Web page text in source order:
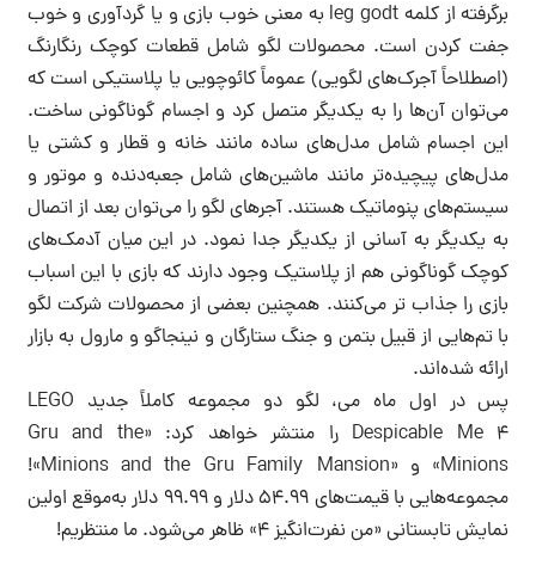
برگرفته از کلمه leg godt به معنی خوب بازی و یا گردآوری و خوب
جفت کردن است. محصولات لگو شامل قطعات کوچک رنگارنگ
(اصطلاحاً آجرک‌های لگویی) عموماً کائوچویی یا پلاستیکی است که
می‌توان آن‌ها را به یکدیگر متصل کرد و اجسام گوناگونی ساخت.
این اجسام شامل مدل‌های ساده مانند خانه و قطار و کشتی یا
مدل‌های پیچیده‌تر مانند ماشین‌های شامل جعبه‌دنده و موتور و
سیستم‌های پنوماتیک هستند. آجرهای لگو را می‌توان بعد از اتصال
به یکدیگر به آسانی از یکدیگر جدا نمود. در این میان آدمک‌های
کوچک گوناگونی هم از پلاستیک وجود دارند که بازی با این اسباب
بازی را جذاب تر می‌کنند. همچنین بعضی از محصولات شرکت لگو
با تم‌هایی از قبیل بتمن و جنگ ستارگان و نینجاگو و مارول به بازار
ارائه شده‌اند.
پس در اول ماه می، لگو دو مجموعه کاملاً جدید LEGO
Despicable Me 4 را منتشر خواهد کرد: «Gru and the
Minions» و «Minions and the Gru Family Mansion»!
مجموعه‌هایی با قیمت‌های ۵۴.۹۹ دلار و ۹۹.۹۹ دلار به‌موقع اولین
نمایش تابستانی «من نفرت‌انگیز ۴» ظاهر می‌شود. ما منتظریم!